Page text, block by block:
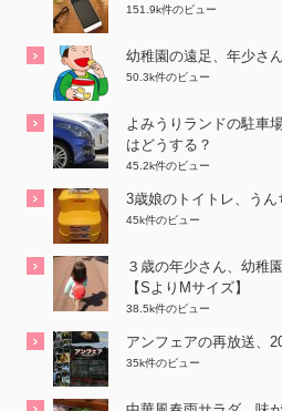
151.9k件のビュー
幼稚園の遠足、年少さ
50.3k件のビュー
よみうりランドの駐車
はどうする？
45.2k件のビュー
3歳娘のトイトレ、うん
45k件のビュー
３歳の年少さん、幼稚
【SよりMサイズ】
38.5k件のビュー
アンフェアの再放送、
35k件のビュー